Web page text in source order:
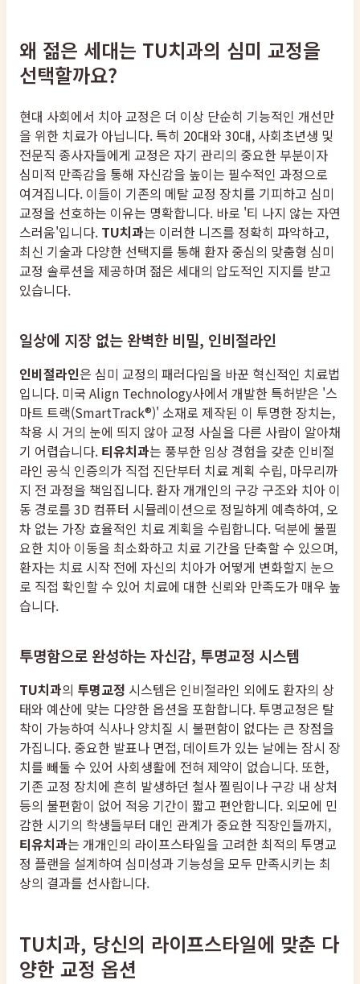
왜 젊은 세대는 TU치과의 심미 교정을
선택할까요?
현대 사회에서 치아 교정은 더 이상 단순히 기능적인 개선만
을 위한 치료가 아닙니다. 특히 20대와 30대, 사회초년생 및
전문직 종사자들에게 교정은 자기 관리의 중요한 부분이자
심미적 만족감을 통해 자신감을 높이는 필수적인 과정으로
여겨집니다. 이들이 기존의 메탈 교정 장치를 기피하고 심미
교정을 선호하는 이유는 명확합니다. 바로 '티 나지 않는 자연
스러움'입니다. TU치과는 이러한 니즈를 정확히 파악하고,
최신 기술과 다양한 선택지를 통해 환자 중심의 맞춤형 심미
교정 솔루션을 제공하며 젊은 세대의 압도적인 지지를 받고
있습니다.
일상에 지장 없는 완벽한 비밀, 인비절라인
인비절라인은 심미 교정의 패러다임을 바꾼 혁신적인 치료법
입니다. 미국 Align Technology사에서 개발한 특허받은 '스
마트 트랙(SmartTrack®)' 소재로 제작된 이 투명한 장치는,
착용 시 거의 눈에 띄지 않아 교정 사실을 다른 사람이 알아채
기 어렵습니다. 티유치과는 풍부한 임상 경험을 갖춘 인비절
라인 공식 인증의가 직접 진단부터 치료 계획 수립, 마무리까
지 전 과정을 책임집니다. 환자 개개인의 구강 구조와 치아 이
동 경로를 3D 컴퓨터 시뮬레이션으로 정밀하게 예측하여, 오
차 없는 가장 효율적인 치료 계획을 수립합니다. 덕분에 불필
요한 치아 이동을 최소화하고 치료 기간을 단축할 수 있으며,
환자는 치료 시작 전에 자신의 치아가 어떻게 변화할지 눈으
로 직접 확인할 수 있어 치료에 대한 신뢰와 만족도가 매우 높
습니다.
투명함으로 완성하는 자신감, 투명교정 시스템
TU치과의 투명교정 시스템은 인비절라인 외에도 환자의 상
태와 예산에 맞는 다양한 옵션을 포함합니다. 투명교정은 탈
착이 가능하여 식사나 양치질 시 불편함이 없다는 큰 장점을
가집니다. 중요한 발표나 면접, 데이트가 있는 날에는 잠시 장
치를 빼둘 수 있어 사회생활에 전혀 제약이 없습니다. 또한,
기존 교정 장치에 흔히 발생하던 철사 찔림이나 구강 내 상처
등의 불편함이 없어 적응 기간이 짧고 편안합니다. 외모에 민
감한 시기의 학생들부터 대인 관계가 중요한 직장인들까지,
티유치과는 개개인의 라이프스타일을 고려한 최적의 투명교
정 플랜을 설계하여 심미성과 기능성을 모두 만족시키는 최
상의 결과를 선사합니다.
TU치과, 당신의 라이프스타일에 맞춘 다
양한 교정 옵션